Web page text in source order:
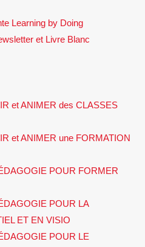
Learning by Doing
et Livre Blanc
et ANIMER des CLASSES
et ANIMER une FORMATION
POUR FORMER
POUR LA
ET EN VISIO
POUR LE